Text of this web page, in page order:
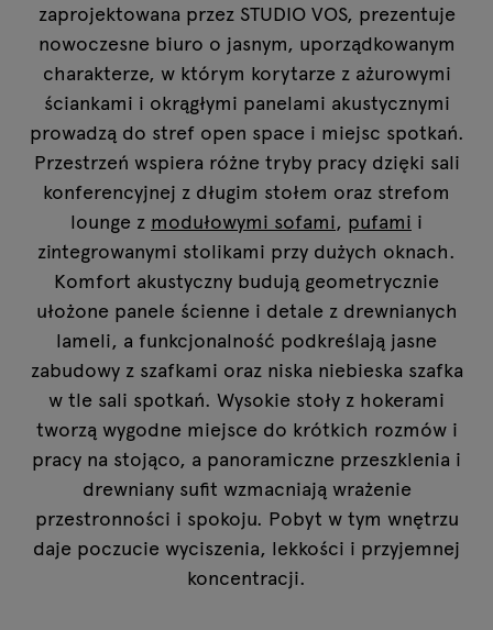
zaprojektowana przez STUDIO VOS, prezentuje
nowoczesne biuro o jasnym, uporządkowanym
charakterze, w którym korytarze z ażurowymi
ściankami i okrągłymi panelami akustycznymi
prowadzą do stref open space i miejsc spotkań.
Przestrzeń wspiera różne tryby pracy dzięki sali
konferencyjnej z długim stołem oraz strefom
lounge z modułowymi sofami, pufami i
zintegrowanymi stolikami przy dużych oknach.
Komfort akustyczny budują geometrycznie
ułożone panele ścienne i detale z drewnianych
lameli, a funkcjonalność podkreślają jasne
zabudowy z szafkami oraz niska niebieska szafka
w tle sali spotkań. Wysokie stoły z hokerami
tworzą wygodne miejsce do krótkich rozmów i
pracy na stojąco, a panoramiczne przeszklenia i
drewniany sufit wzmacniają wrażenie
przestronności i spokoju. Pobyt w tym wnętrzu
daje poczucie wyciszenia, lekkości i przyjemnej
koncentracji.